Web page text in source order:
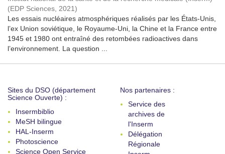
(EDP Sciences, 2021)
Les essais nucléaires atmosphériques réalisés par les États-Unis,
l’ex Union soviétique, le Royaume-Uni, la Chine et la France entre
1945 et 1980 ont entraîné des retombées radioactives dans
l’environnement. La question ...
Sites du DSO (département
Science Ouverte) :
Insermbiblio
MeSH bilingue
HAL-Inserm
Photoscience
Science Open Service
Nos partenaires :
Service des
archives de
l'Inserm
Délégation
Régionale